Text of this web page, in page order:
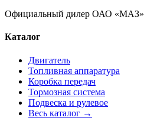
Официальный дилер ОАО «МАЗ»
Каталог
Двигатель
Топливная аппаратура
Коробка передач
Тормозная система
Подвеска и рулевое
Весь каталог →